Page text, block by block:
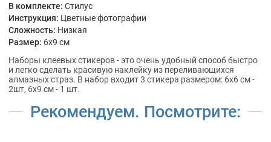
В комплекте: Стилус
Инструкция: Цветные фотографии
Сложность: Низкая
Размер: 6x9 см
Наборы клеевых стикеров - это очень удобный способ быстро
и легко сделать красивую наклейку из переливающихся
алмазных страз. В набор входит 3 стикера размером: 6х6 см -
2шт, 6х9 см - 1 шт.
Рекомендуем. Посмотрите: